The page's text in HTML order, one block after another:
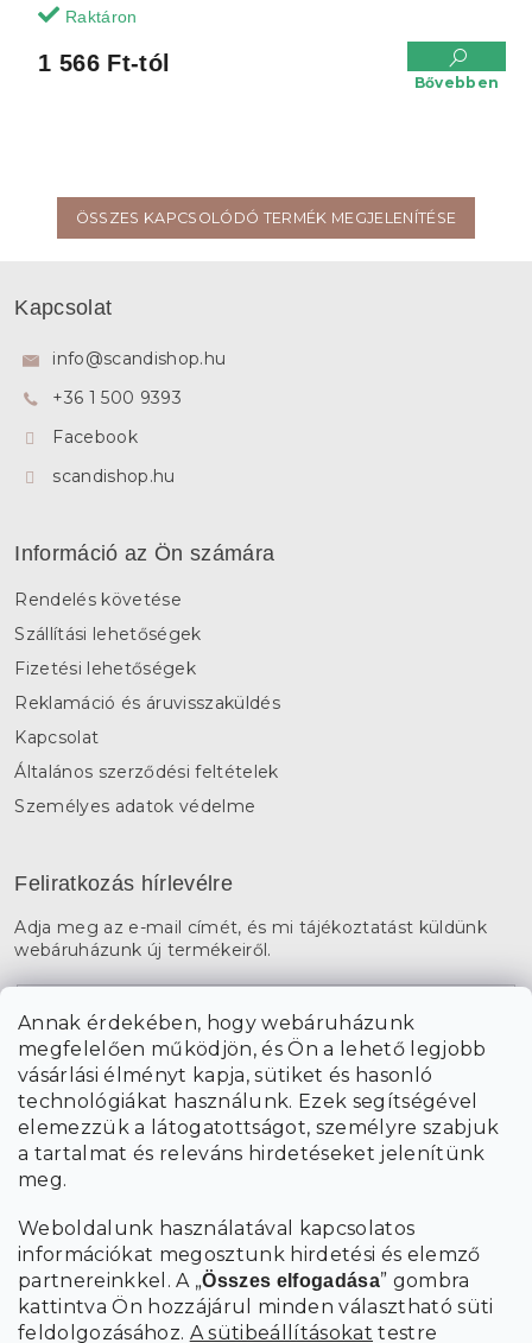
Annak érdekében, hogy webáruházunk
megfelelően működjön, és Ön a lehető legjobb
vásárlási élményt kapja, sütiket és hasonló
technológiákat használunk. Ezek segítségével
elemezzük a látogatottságot, személyre szabjuk
a tartalmat és releváns hirdetéseket jelenítünk
meg.
Weboldalunk használatával kapcsolatos
információkat megosztunk hirdetési és elemző
partnereinkkel. A „Összes elfogadása” gombra
kattintva Ön hozzájárul minden választható süti
feldolgozásához. A sütibeállításokat testre
Raktáron
1 566 Ft-tól
Bővebben
ÖSSZES KAPCSOLÓDÓ TERMÉK MEGJELENÍTÉSE
Kapcsolat
info@scandishop.hu
+36 1 500 9393
Facebook
scandishop.hu
Információ az Ön számára
Rendelés követése
Szállítási lehetőségek
Fizetési lehetőségek
Reklamáció és áruvisszaküldés
Kapcsolat
Általános szerződési feltételek
Személyes adatok védelme
Feliratkozás hírlevélre
Adja meg az e-mail címét, és mi tájékoztatást küldünk
webáruházunk új termékeiről.
A hírlevelekre való feliratkozással egyetérteka személyes
adatok feldolgozásával.
FELIRATKOZÁS